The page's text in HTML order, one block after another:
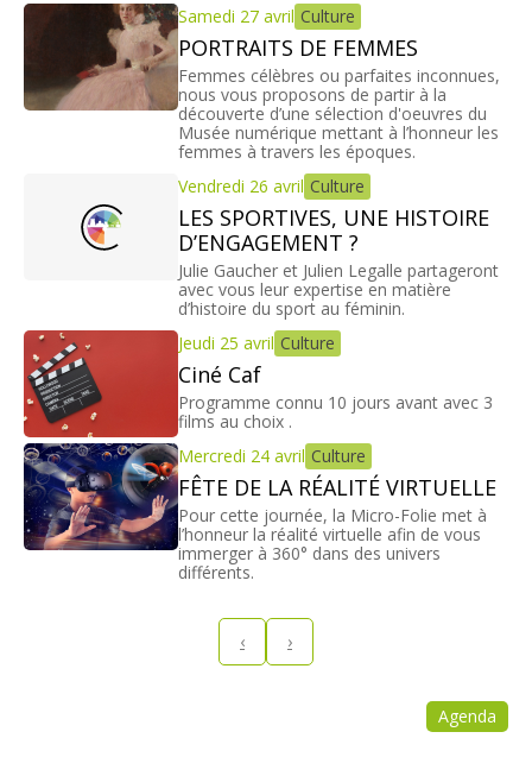
Samedi 27 avril Culture
PORTRAITS DE FEMMES
Femmes célèbres ou parfaites inconnues,
nous vous proposons de partir à la
découverte d’une sélection d'oeuvres du
Musée numérique mettant à l’honneur les
femmes à travers les époques.
Vendredi 26 avril Culture
LES SPORTIVES, UNE HISTOIRE
D’ENGAGEMENT ?
Julie Gaucher et Julien Legalle partageront
avec vous leur expertise en matière
d’histoire du sport au féminin.
Jeudi 25 avril Culture
Ciné Caf
Programme connu 10 jours avant avec 3
films au choix .
Mercredi 24 avril Culture
FÊTE DE LA RÉALITÉ VIRTUELLE
Pour cette journée, la Micro-Folie met à
l’honneur la réalité virtuelle afin de vous
immerger à 360° dans des univers
différents.
‹ ›
Agenda